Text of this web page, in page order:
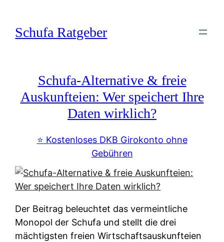
springen
Schufa Ratgeber
Schufa-Alternative & freie
Auskunfteien: Wer speichert Ihre
Daten wirklich?
⭐️ Kostenloses DKB Girokonto ohne
Gebühren
Der Beitrag beleuchtet das vermeintliche
Monopol der Schufa und stellt die drei
mächtigsten freien Wirtschaftsauskunfteien